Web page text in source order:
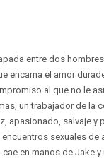
entre dos
encarna el amor
al que no le
un trabajador de la
apasionado, salvaje y
sexuales de
en manos de Jake